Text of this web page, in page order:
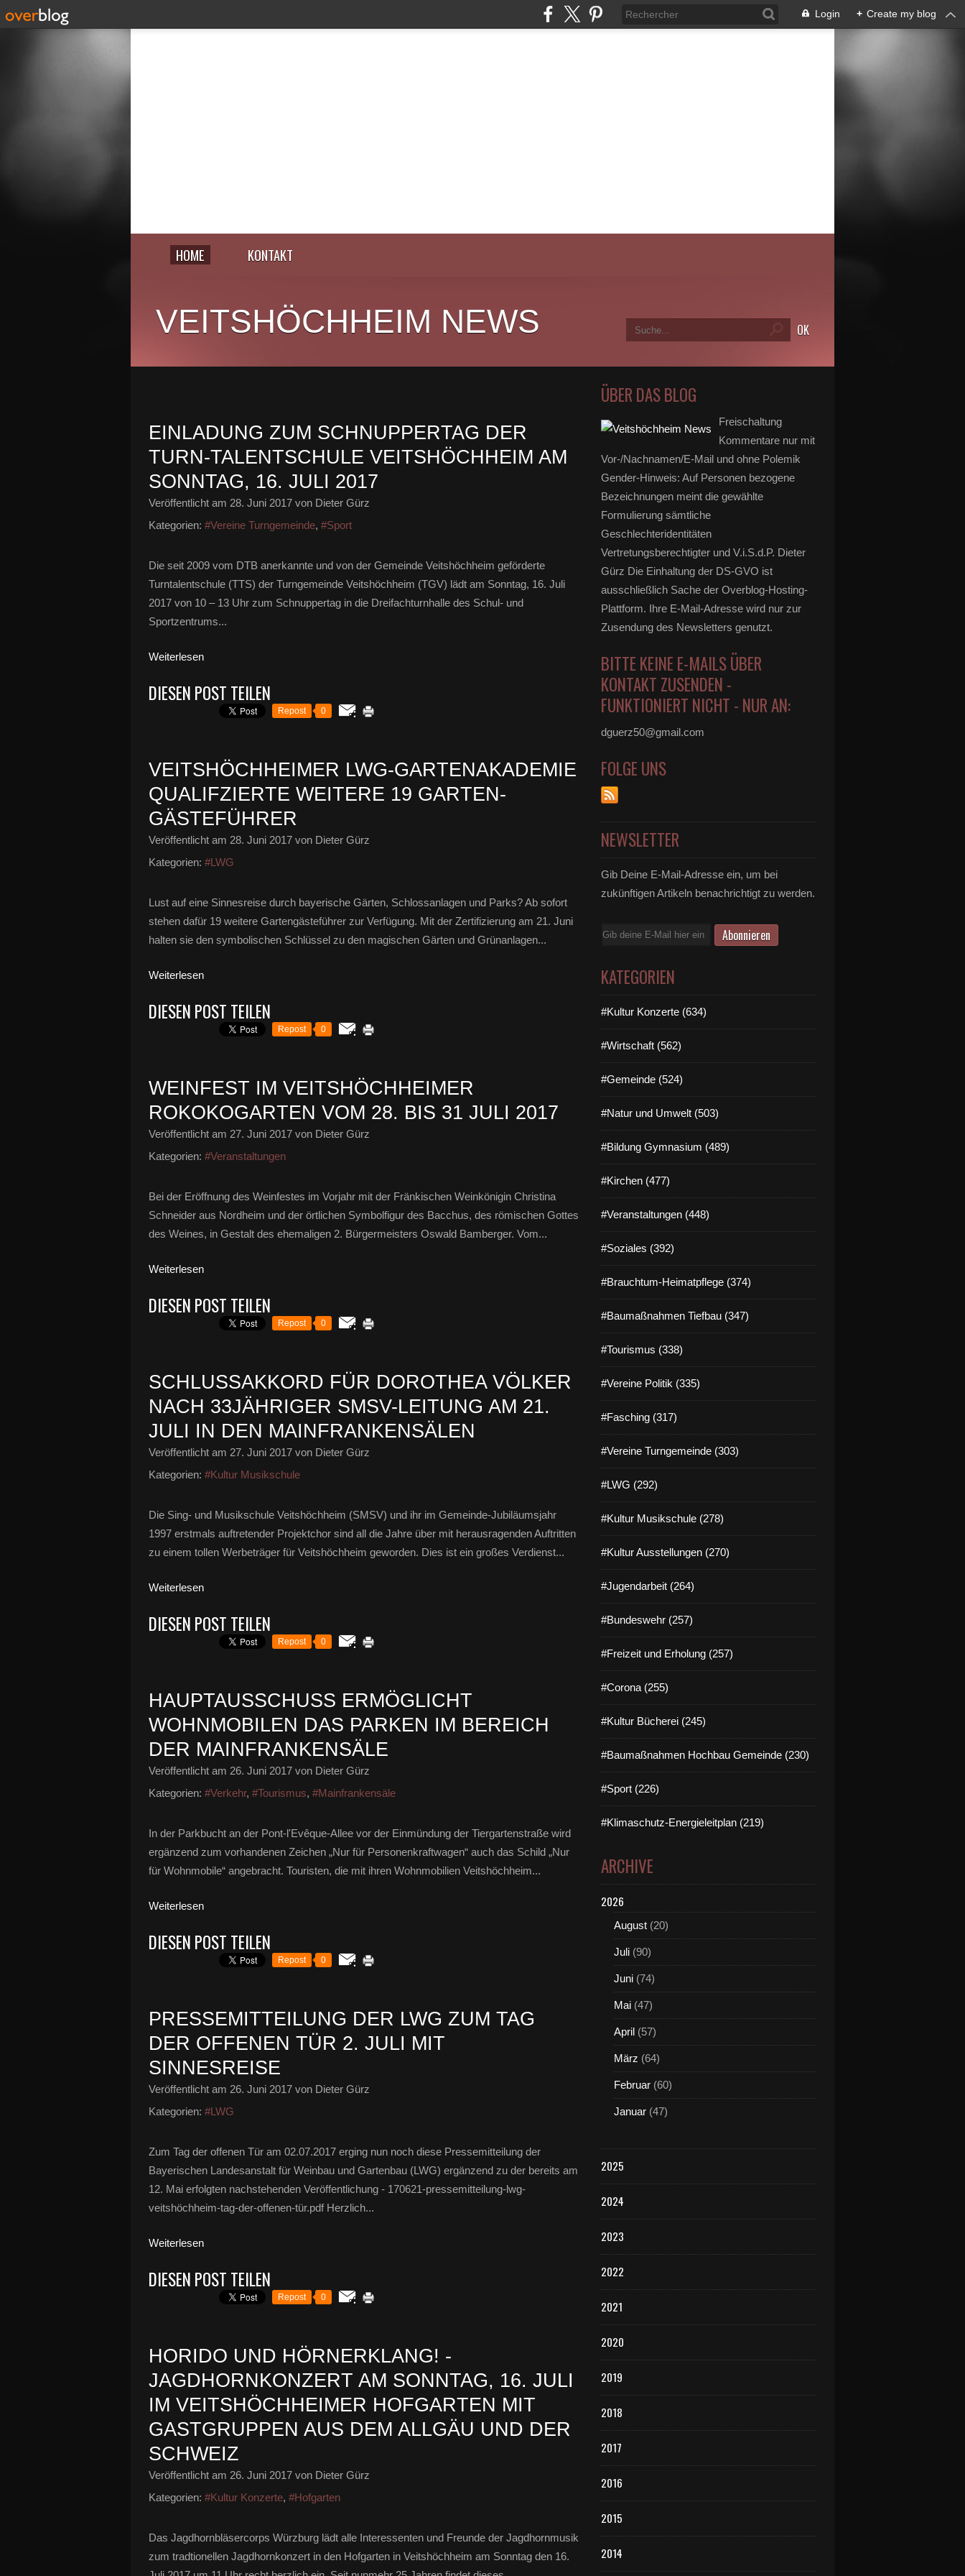
Login + Create my blog
HOME KONTAKT
VEITSHÖCHHEIM NEWS
EINLADUNG ZUM SCHNUPPERTAG DER
TURN-TALENTSCHULE VEITSHÖCHHEIM AM
SONNTAG, 16. JULI 2017
Veröffentlicht am 28. Juni 2017 von Dieter Gürz
Kategorien: #Vereine Turngemeinde, #Sport
Die seit 2009 vom DTB anerkannte und von der Gemeinde Veitshöchheim geförderte
Turntalentschule (TTS) der Turngemeinde Veitshöchheim (TGV) lädt am Sonntag, 16. Juli
2017 von 10 – 13 Uhr zum Schnuppertag in die Dreifachturnhalle des Schul- und
Sportzentrums...
Weiterlesen
DIESEN POST TEILEN
Repost 0
VEITSHÖCHHEIMER LWG-GARTENAKADEMIE
QUALIFZIERTE WEITERE 19 GARTEN-
GÄSTEFÜHRER
Veröffentlicht am 28. Juni 2017 von Dieter Gürz
Kategorien: #LWG
Lust auf eine Sinnesreise durch bayerische Gärten, Schlossanlagen und Parks? Ab sofort
stehen dafür 19 weitere Gartengästeführer zur Verfügung. Mit der Zertifizierung am 21. Juni
halten sie den symbolischen Schlüssel zu den magischen Gärten und Grünanlagen...
Weiterlesen
DIESEN POST TEILEN
Repost 0
WEINFEST IM VEITSHÖCHHEIMER
ROKOKOGARTEN VOM 28. BIS 31 JULI 2017
Veröffentlicht am 27. Juni 2017 von Dieter Gürz
Kategorien: #Veranstaltungen
Bei der Eröffnung des Weinfestes im Vorjahr mit der Fränkischen Weinkönigin Christina
Schneider aus Nordheim und der örtlichen Symbolfigur des Bacchus, des römischen Gottes
des Weines, in Gestalt des ehemaligen 2. Bürgermeisters Oswald Bamberger. Vom...
Weiterlesen
DIESEN POST TEILEN
Repost 0
SCHLUSSAKKORD FÜR DOROTHEA VÖLKER
NACH 33JÄHRIGER SMSV-LEITUNG AM 21.
JULI IN DEN MAINFRANKENSÄLEN
Veröffentlicht am 27. Juni 2017 von Dieter Gürz
Kategorien: #Kultur Musikschule
Die Sing- und Musikschule Veitshöchheim (SMSV) und ihr im Gemeinde-Jubiläumsjahr
1997 erstmals auftretender Projektchor sind all die Jahre über mit herausragenden Auftritten
zu einem tollen Werbeträger für Veitshöchheim geworden. Dies ist ein großes Verdienst...
Weiterlesen
DIESEN POST TEILEN
Repost 0
HAUPTAUSSCHUSS ERMÖGLICHT
WOHNMOBILEN DAS PARKEN IM BEREICH
DER MAINFRANKENSÄLE
Veröffentlicht am 26. Juni 2017 von Dieter Gürz
Kategorien: #Verkehr, #Tourismus, #Mainfrankensäle
In der Parkbucht an der Pont-l'Evêque-Allee vor der Einmündung der Tiergartenstraße wird
ergänzend zum vorhandenen Zeichen „Nur für Personenkraftwagen“ auch das Schild „Nur
für Wohnmobile“ angebracht. Touristen, die mit ihren Wohnmobilien Veitshöchheim...
Weiterlesen
DIESEN POST TEILEN
Repost 0
PRESSEMITTEILUNG DER LWG ZUM TAG
DER OFFENEN TÜR 2. JULI MIT
SINNESREISE
Veröffentlicht am 26. Juni 2017 von Dieter Gürz
Kategorien: #LWG
Zum Tag der offenen Tür am 02.07.2017 erging nun noch diese Pressemitteilung der
Bayerischen Landesanstalt für Weinbau und Gartenbau (LWG) ergänzend zu der bereits am
12. Mai erfolgten nachstehenden Veröffentlichung - 170621-pressemitteilung-lwg-
veitshöchheim-tag-der-offenen-tür.pdf Herzlich...
Weiterlesen
DIESEN POST TEILEN
Repost 0
HORIDO UND HÖRNERKLANG! -
JAGDHORNKONZERT AM SONNTAG, 16. JULI
IM VEITSHÖCHHEIMER HOFGARTEN MIT
GASTGRUPPEN AUS DEM ALLGÄU UND DER
SCHWEIZ
Veröffentlicht am 26. Juni 2017 von Dieter Gürz
Kategorien: #Kultur Konzerte, #Hofgarten
Das Jagdhornbläsercorps Würzburg lädt alle Interessenten und Freunde der Jagdhornmusik
zum tradtionellen Jagdhornkonzert in den Hofgarten in Veitshöchheim am Sonntag den 16.
ÜBER DAS BLOG
Freischaltung
Kommentare nur mit
Vor-/Nachnamen/E-Mail und ohne Polemik
Gender-Hinweis: Auf Personen bezogene
Bezeichnungen meint die gewählte
Formulierung sämtliche
Geschlechteridentitäten
Vertretungsberechtigter und V.i.S.d.P. Dieter
Gürz Die Einhaltung der DS-GVO ist
ausschließlich Sache der Overblog-Hosting-
Plattform. Ihre E-Mail-Adresse wird nur zur
Zusendung des Newsletters genutzt.
BITTE KEINE E-MAILS ÜBER
KONTAKT ZUSENDEN -
FUNKTIONIERT NICHT - NUR AN:
dguerz50@gmail.com
FOLGE UNS
NEWSLETTER
Gib Deine E-Mail-Adresse ein, um bei
zukünftigen Artikeln benachrichtigt zu werden.
E-
KATEGORIEN
#Kultur Konzerte (634)
#Wirtschaft (562)
#Gemeinde (524)
#Natur und Umwelt (503)
#Bildung Gymnasium (489)
#Kirchen (477)
#Veranstaltungen (448)
#Soziales (392)
#Brauchtum-Heimatpflege (374)
#Baumaßnahmen Tiefbau (347)
#Tourismus (338)
#Vereine Politik (335)
#Fasching (317)
#Vereine Turngemeinde (303)
#LWG (292)
#Kultur Musikschule (278)
#Kultur Ausstellungen (270)
#Jugendarbeit (264)
#Bundeswehr (257)
#Freizeit und Erholung (257)
#Corona (255)
#Kultur Bücherei (245)
#Baumaßnahmen Hochbau Gemeinde (230)
#Sport (226)
#Klimaschutz-Energieleitplan (219)
ARCHIVE
2026
August (20)
Juli (90)
Juni (74)
Mai (47)
April (57)
März (64)
Februar (60)
Januar (47)
2025
2024
2023
2022
2021
2020
2019
2018
2017
2016
2015
2014